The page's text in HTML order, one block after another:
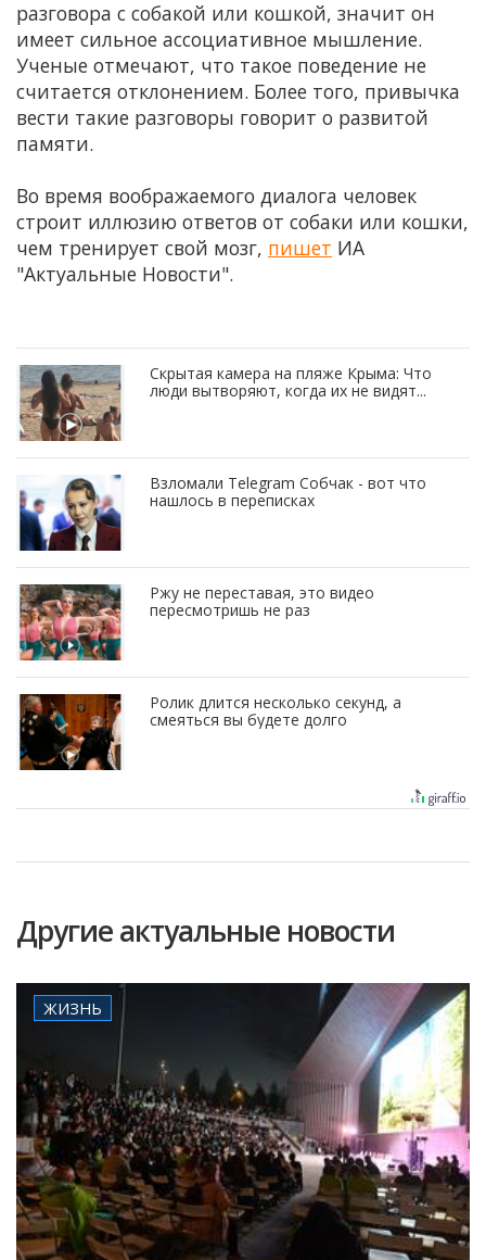
разговора с собакой или кошкой, значит он
имеет сильное ассоциативное мышление.
Ученые отмечают, что такое поведение не
считается отклонением. Более того, привычка
вести такие разговоры говорит о развитой
памяти.
Во время воображаемого диалога человек
строит иллюзию ответов от собаки или кошки,
чем тренирует свой мозг, пишет ИА
"Актуальные Новости".
Скрытая камера на пляже Крыма: Что
люди вытворяют, когда их не видят...
Взломали Telegram Собчак - вот что
нашлось в переписках
Ржу не переставая, это видео
пересмотришь не раз
Ролик длится несколько секунд, а
смеяться вы будете долго
Другие актуальные новости
ЖИЗНЬ